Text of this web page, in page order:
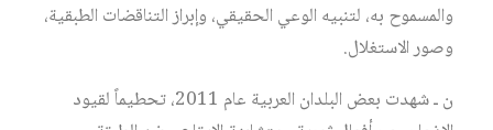
والمسموح به، لتنبيه الوعي الحقيقي، وإبراز التناقضات الطبقية،
وصور الاستغلال.
ن ـ شهدت بعض البلدان العربية عام 2011، تحطيماً لقيود